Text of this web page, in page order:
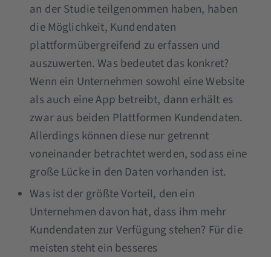
an der Studie teilgenommen haben, haben
die Möglichkeit, Kundendaten
plattformübergreifend zu erfassen und
auszuwerten. Was bedeutet das konkret?
Wenn ein Unternehmen sowohl eine Website
als auch eine App betreibt, dann erhält es
zwar aus beiden Plattformen Kundendaten.
Allerdings können diese nur getrennt
voneinander betrachtet werden, sodass eine
große Lücke in den Daten vorhanden ist.
Was ist der größte Vorteil, den ein
Unternehmen davon hat, dass ihm mehr
Kundendaten zur Verfügung stehen? Für die
meisten steht ein besseres